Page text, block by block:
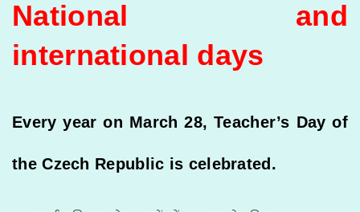
National and
international days
Every year on March 28, Teacher’s Day of
the Czech Republic is celebrated.